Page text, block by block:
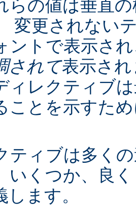
らの値は垂直
変更されない
ントで表示さ
されて表示さ
ィレクティブ
ことを示すた
ティブは多く
いくつか、良
ます。